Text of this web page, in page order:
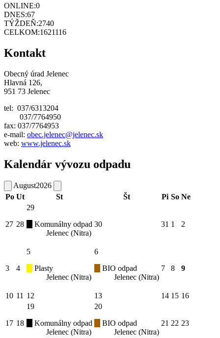
ONLINE:0
DNES:67
TÝŽDEŇ:2740
CELKOM:1621116
Kontakt
Obecný úrad Jelenec
Hlavná 126,
951 73 Jelenec
tel: 037/6313204
037/7764950
fax: 037/7764953
e-mail: obec.jelenec@jelenec.sk
web: www.jelenec.sk
Kalendár vývozu odpadu
August2026
Po Ut St Št Pi So Ne
27 28
29
Komunálny odpad
Jelenec (Nitra)
30 31 1 2
3 4
5
Plasty
Jelenec (Nitra)
6
BIO odpad
Jelenec (Nitra)
7 8 9
10 11 12 13 14 15 16
17 18
19
Komunálny odpad
Jelenec (Nitra)
20
BIO odpad
Jelenec (Nitra)
21 22 23